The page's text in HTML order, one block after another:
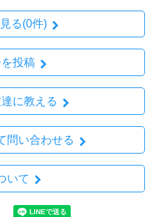
る(0件)
投稿
に教える
問い合わせる
いて